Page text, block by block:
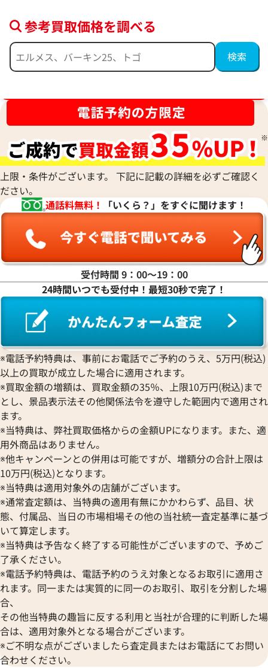
エルメス シェーヌダンクル バングル
参考買取価格
28,000円
エルメス シェー
参考買取価格
26,000円
エルメス ジャンボ ブレスレット
参考買取価格
円
2025年9月17日時点
エルメス ジャンボ
参考買取価格
7,000
2026年5月17日時
エルメス ジャンボ ブレスレット
参考買取価格
5,000円
2025年7月17日時点
エルメス ジャンボ
参考買取価格
2025年7月17日時
参考買取価格を調べる
上限・条件がございます。 下記に記載の詳細を必ずご確認く
ださい。
通話料無料！
「いくら？」をすぐに聞けます！
受付時間 9：00〜19：00
24時間いつでも受付中！最短30秒で完了！
※電話予約特典は、事前にお電話でご予約のうえ、5万円(税込)
以上の買取が成立した場合に適用されます。
※買取金額の増額は、買取金額の35％、上限10万円(税込)まで
とし、景品表示法その他関係法令を遵守した範囲内で適用され
ます。
※当特典は、弊社買取価格からの金額UPになります。また、適
用外商品はありません。
※他キャンペーンとの併用は可能ですが、増額分の合計上限は
10万円(税込)となります。
※当特典は適用対象外の店舗がございます。
※通常査定額は、当特典の適用有無にかかわらず、品目、状
態、付属品、当日の市場相場その他の当社統一査定基準に基づ
いて算定します。
※当特典は予告なく終了する可能性がございますので、予めご
了承ください。
※電話予約特典は、電話予約のうえ対象となるお取引に適用さ
れます。同一または実質的に同一のお取引、取引を分割した場
合、
その他当特典の趣旨に反する利用と当社が合理的に判断した場
合は、適用対象外となる場合がございます。
※ご不明な点がございましたら査定員またはお電話にてお問い
合わせください。